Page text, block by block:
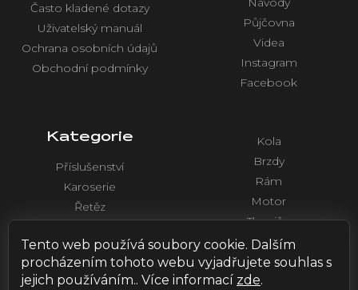
Tento web používá soubory cookie. Dalším
procházením tohoto webu vyjadřujete souhlas s
jejich používáním.. Více informací zde.
Často kladené dotazy
Uživatelský manuál
Ochrana osobních údajů
Obchodní podmínky
Půjčovna
Videa
Instagram
Facebook
Kategorie
Příslušenství
Karoserie
Řetěz
Elektronika
Kola
Brzdy
Rám
Motor
Tlumiče
Řídítka a ovládaní